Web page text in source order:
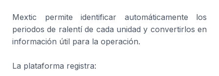
Mextic permite identificar automáticamente los
periodos de ralentí de cada unidad y convertirlos en
información útil para la operación.
La plataforma registra: